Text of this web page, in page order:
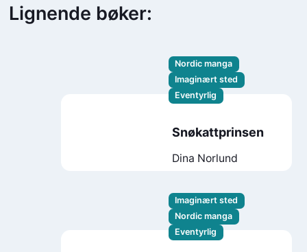
Lignende bøker:
Nordic manga
Imaginært sted
Eventyrlig
Snøkattprinsen
Dina Norlund
Imaginært sted
Nordic manga
Eventyrlig